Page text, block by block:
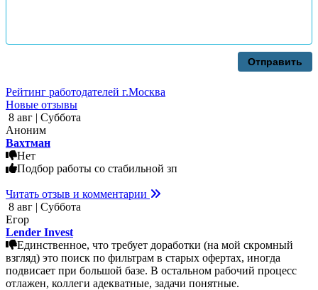
Отправить
Рейтинг работодателей г.Москва
Новые отзывы
8 авг | Суббота
Аноним
Вахтман
Нет
Подбор работы со стабильной зп
Читать отзыв и комментарии
8 авг | Суббота
Егор
Lender Invest
Единственное, что требует доработки (на мой скромный
взгляд) это поиск по фильтрам в старых офертах, иногда
подвисает при большой базе. В остальном рабочий процесс
отлажен, коллеги адекватные, задачи понятные.